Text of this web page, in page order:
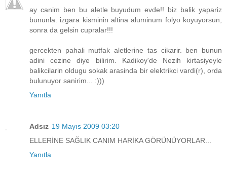
ay canim ben bu aletle buyudum evde!! biz balik yapariz
bununla. izgara kisminin altina aluminum folyo koyuyorsun,
sonra da gelsin cupralar!!!
gercekten pahali mutfak aletlerine tas cikarir. ben bunun
adini cezine diye bilirim. Kadikoy'de Nezih kirtasiyeyle
balikcilarin oldugu sokak arasinda bir elektrikci vardi(r), orda
bulunuyor sanirim... :)))
Yanıtla
Adsız 19 Mayıs 2009 03:20
ELLERİNE SAĞLIK CANIM HARİKA GÖRÜNÜYORLAR...
Yanıtla